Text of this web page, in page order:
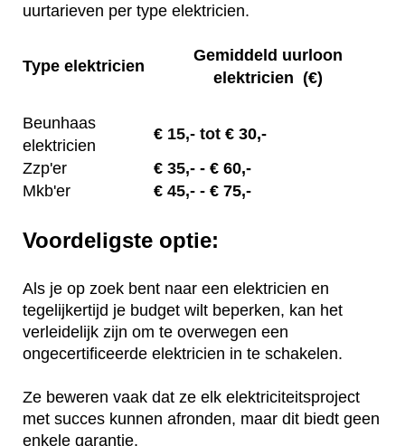
uurtarieven per type elektricien.
Type elektricien
Gemiddeld uurloon
elektricien (€)
Beunhaas
elektricien
€ 15,- tot € 30,-
Zzp'er
€ 35,- - € 60,-
Mkb'er
€ 45,- - € 75,-
Voordeligste optie:
Als je op zoek bent naar een elektricien en
tegelijkertijd je budget wilt beperken, kan het
verleidelijk zijn om te overwegen een
ongecertificeerde elektricien in te schakelen.
Ze beweren vaak dat ze elk elektriciteitsproject
met succes kunnen afronden, maar dit biedt geen
enkele garantie.